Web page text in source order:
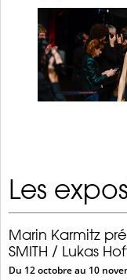
Les
Marin Karmitz
SMITH / Lukas
Du 12 octobre au 10